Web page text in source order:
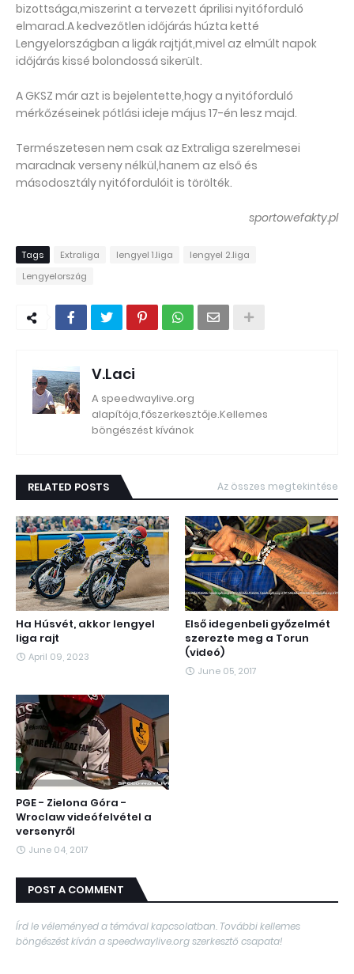
bizottsága,miszerint a tervezett áprilisi nyitóforduló
elmarad.A kedvezőtlen időjárás húzta ketté
Lengyelországban a ligák rajtját,mivel az elmúlt napok
időjárás kissé bolondossá sikerült.
A GKSZ már azt is bejelentette,hogy a nyitóforduló
mérkőzéseinek pótlási ideje május 17-én lesz majd.
Természetesen nem csak az Extraliga szerelmesei
maradnak verseny nélkül,hanem az első és
másodosztály nyitófordulóit is törölték.
sportowefakty.pl
Tags Extraliga lengyel 1.liga
lengyel 2.liga
Lengyelország
V.Laci
A speedwaylive.org
alapítója,főszerkesztője.Kellemes
böngészést kívánok
RELATED POSTS Az összes megtekintése
Ha Húsvét, akkor lengyel
liga rajt
April 09, 2023
Első idegenbeli győzelmét
szerezte meg a Torun
(videó)
June 05, 2017
PGE - Zielona Góra -
Wroclaw videófelvétel a
versenyről
June 04, 2017
POST A COMMENT
Írd le véleményed a témával kapcsolatban. További kellemes
böngészést kíván a speedwaylive.org szerkesztő csapata!